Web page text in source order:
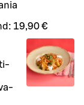
19,90 €